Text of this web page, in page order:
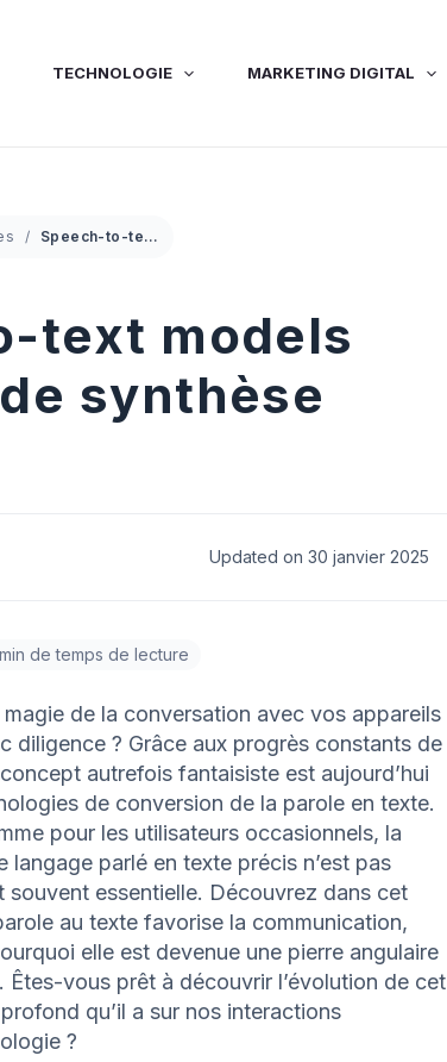
TECHNOLOGIE MARKETING DIGITAL
Speech-to-text models (Modèles de synthèse vocale)
text models
synthèse
Updated on 30 janvier 2025
de temps de lecture
de la conversation avec vos appareils
diligence ? Grâce aux progrès constants de
autrefois fantaisiste est aujourd’hui
de conversion de la parole en texte.
pour les utilisateurs occasionnels, la
langage parlé en texte précis n’est pas
souvent essentielle. Découvrez dans cet
au texte favorise la communication,
elle est devenue une pierre angulaire
Êtes-vous prêt à découvrir l’évolution de cet
qu’il a sur nos interactions
?